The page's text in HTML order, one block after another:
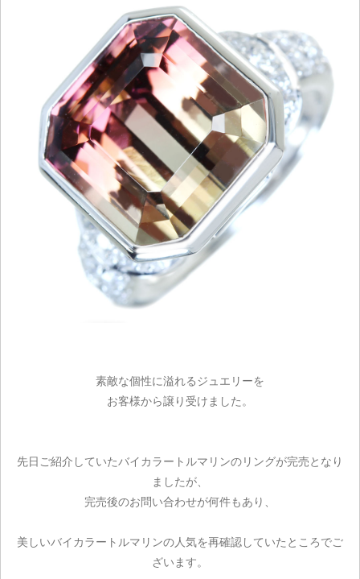
素敵な個性に溢れるジュエリーを
お客様から譲り受けました。
先日ご紹介していたバイカラートルマリンのリングが完売となり
ましたが、
完売後のお問い合わせが何件もあり、
美しいバイカラートルマリンの人気を再確認していたところでご
ざいます。
お買い物を続ける